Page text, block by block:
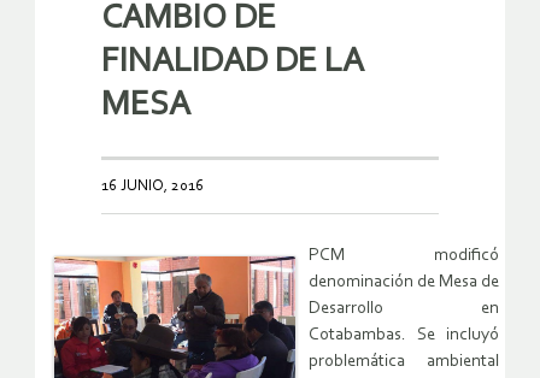
CAMBIO DE
FINALIDAD DE LA
MESA
16 JUNIO, 2016
PCM modificó
denominación de Mesa de
Desarrollo en
Cotabambas. Se incluyó
problemática ambiental